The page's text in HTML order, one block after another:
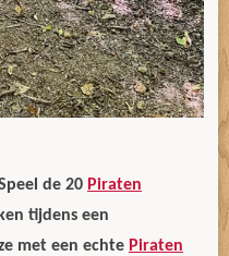
de 20 Piraten
tijdens een
met een echte Piraten